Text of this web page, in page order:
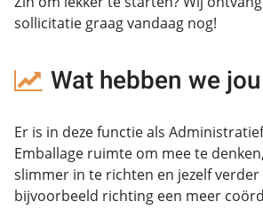
sollicitatie graag vandaag nog!
Wat hebben we
Er is in deze functie als
Emballage ruimte om mee te
slimmer in te richten en jezelf
bijvoorbeeld richting een meer